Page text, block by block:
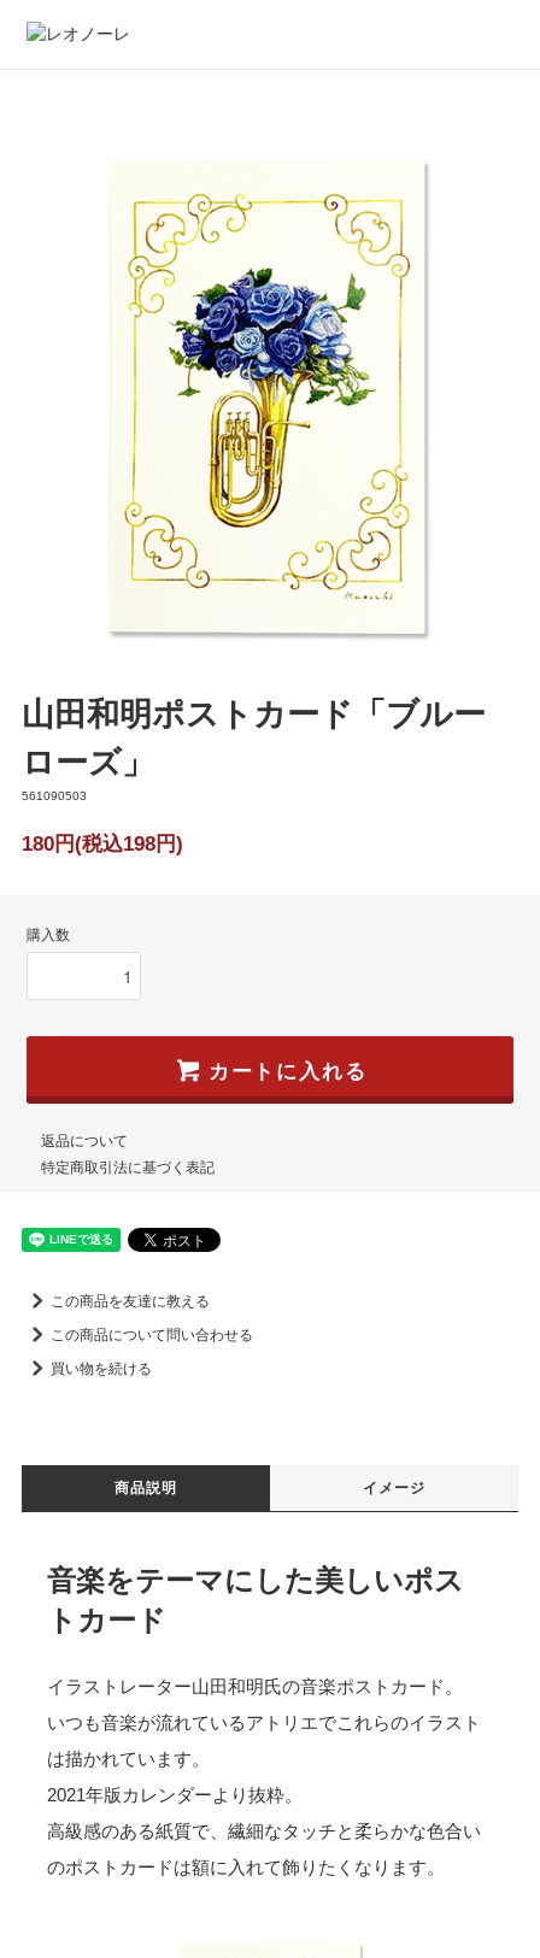
山田和明ポストカード「ブルー
ローズ」
561090503
180円(税込198円)
購入数
カートに入れる
返品について
特定商取引法に基づく表記
この商品を友達に教える
この商品について問い合わせる
買い物を続ける
商品説明 イメージ
音楽をテーマにした美しいポス
トカード
イラストレーター山田和明氏の音楽ポストカード。
いつも音楽が流れているアトリエでこれらのイラスト
は描かれています。
2021年版カレンダーより抜粋。
高級感のある紙質で、繊細なタッチと柔らかな色合い
のポストカードは額に入れて飾りたくなります。